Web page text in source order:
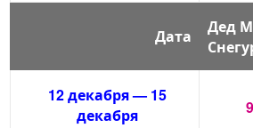
Дата
Дед
12 декабря — 15
декабря